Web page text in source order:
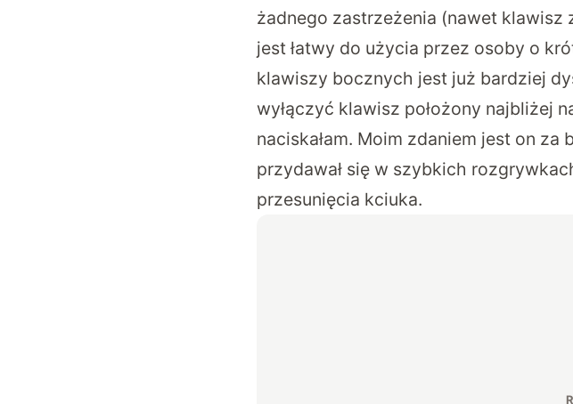
żadnego zastrzeżenia (nawet klawisz
jest łatwy do użycia przez osoby o
klawiszy bocznych jest już bardziej
wyłączyć klawisz położony najbliżej
naciskałam. Moim zdaniem jest on
przydawał się w szybkich
przesunięcia kciuka.